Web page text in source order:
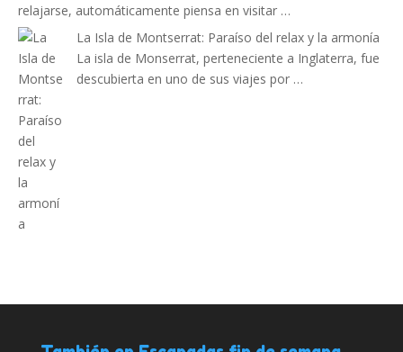
relajarse, automáticamente piensa en visitar …
La Isla de Montserrat: Paraíso del relax y la armonía
La isla de Monserrat, perteneciente a Inglaterra, fue
descubierta en uno de sus viajes por …